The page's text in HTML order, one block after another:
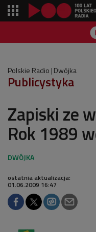
Polskie Radio Dwójka
Publicystyka
Zapiski ze
Rok 1989
ostatnia aktualizacja:
01.06.2009 16:47